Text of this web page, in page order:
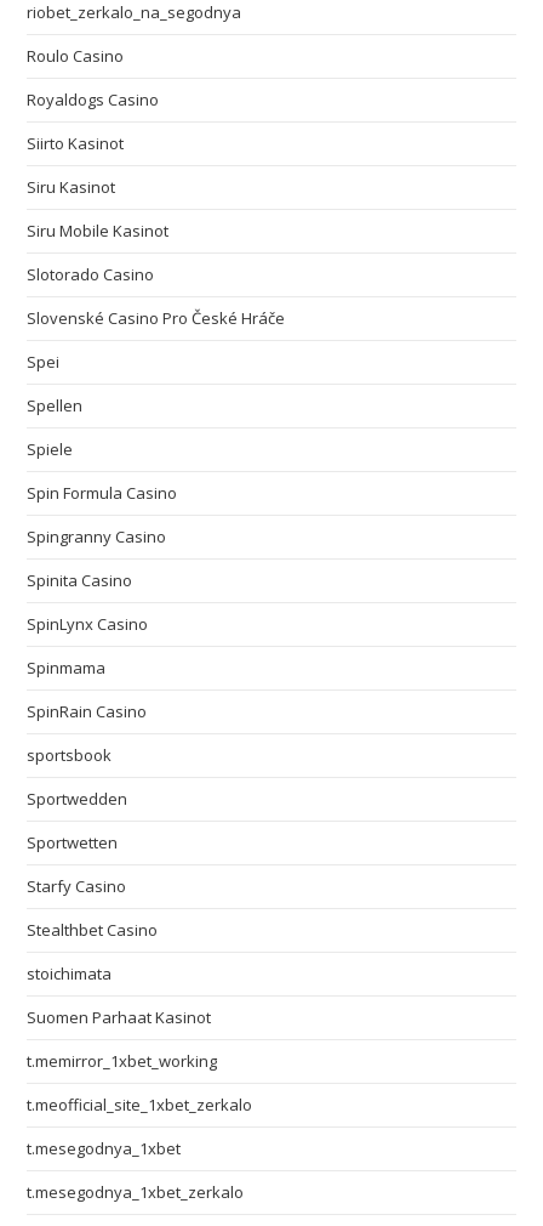
riobet_zerkalo_na_segodnya
Roulo Casino
Royaldogs Casino
Siirto Kasinot
Siru Kasinot
Siru Mobile Kasinot
Slotorado Casino
Slovenské Casino Pro České Hráče
Spei
Spellen
Spiele
Spin Formula Casino
Spingranny Casino
Spinita Casino
SpinLynx Casino
Spinmama
SpinRain Casino
sportsbook
Sportwedden
Sportwetten
Starfy Casino
Stealthbet Casino
stoichimata
Suomen Parhaat Kasinot
t.memirror_1xbet_working
t.meofficial_site_1xbet_zerkalo
t.mesegodnya_1xbet
t.mesegodnya_1xbet_zerkalo